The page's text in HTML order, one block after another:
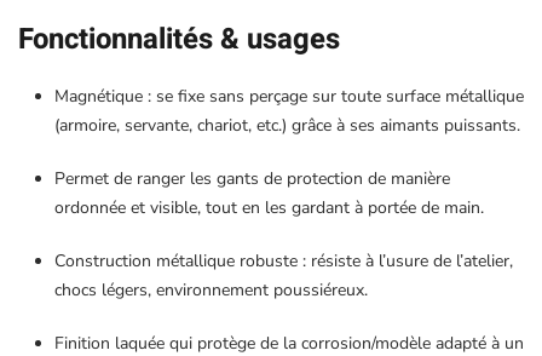
Fonctionnalités & usages
Magnétique : se fixe sans perçage sur toute surface métallique
(armoire, servante, chariot, etc.) grâce à ses aimants puissants.
Permet de ranger les gants de protection de manière
ordonnée et visible, tout en les gardant à portée de main.
Construction métallique robuste : résiste à l’usure de l’atelier,
chocs légers, environnement poussiéreux.
Finition laquée qui protège de la corrosion/modèle adapté à un